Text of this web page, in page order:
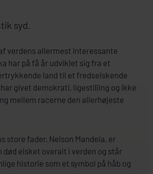
syd.
verdens allermest interessante
har på få år udviklet sig fra et
land til et fredselskende
givet demokrati, ligestilling og ikke
mellem racerne den allerhøjeste
store fader, Nelson Mandela, er
død elsket overalt i verden og står
historie som et symbol på håb og